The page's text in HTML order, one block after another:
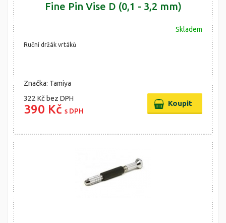
Fine Pin Vise D (0,1 - 3,2 mm)
Skladem
Ruční držák vrtáků
Značka: Tamiya
322 Kč bez DPH
390 Kč s DPH